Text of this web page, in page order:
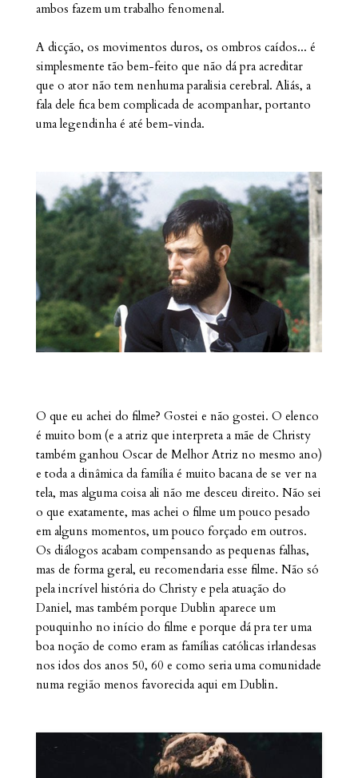
ambos fazem um trabalho fenomenal.
A dicção, os movimentos duros, os ombros caídos... é
simplesmente tão bem-feito que não dá pra acreditar
que o ator não tem nenhuma paralisia cerebral. Aliás, a
fala dele fica bem complicada de acompanhar, portanto
uma legendinha é até bem-vinda.
O que eu achei do filme? Gostei e não gostei. O elenco
é muito bom (e a atriz que interpreta a mãe de Christy
também ganhou Oscar de Melhor Atriz no mesmo ano)
e toda a dinâmica da família é muito bacana de se ver na
tela, mas alguma coisa ali não me desceu direito. Não sei
o que exatamente, mas achei o filme um pouco pesado
em alguns momentos, um pouco forçado em outros.
Os diálogos acabam compensando as pequenas falhas,
mas de forma geral, eu recomendaria esse filme. Não só
pela incrível história do Christy e pela atuação do
Daniel, mas também porque Dublin aparece um
pouquinho no início do filme e porque dá pra ter uma
boa noção de como eram as famílias católicas irlandesas
nos idos dos anos 50, 60 e como seria uma comunidade
numa região menos favorecida aqui em Dublin.